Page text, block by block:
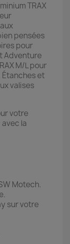
TRAX
pensées
pour
Adventure
M/L pour
et
valises
votre
la
Motech.
sur votre